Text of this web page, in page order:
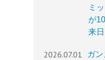
ミ
が
来
2026.07.01
ガ